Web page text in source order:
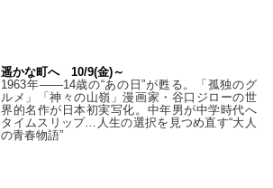
遥かな町へ 10/9(金)～
1963年――14歳の“あの日”が甦る。「孤独のグ
ルメ」「神々の山嶺」漫画家・谷口ジローの世
界的名作が日本初実写化。中年男が中学時代へ
タイムスリップ…人生の選択を見つめ直す“大人
の青春物語”